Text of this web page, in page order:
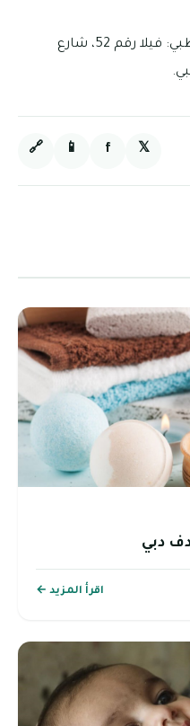
عيادة لوميير في أبو ظبي: فيلا رقم 52، شارع
𝕏
f
📱
🔗
دبي
اقرأ المزيد ←